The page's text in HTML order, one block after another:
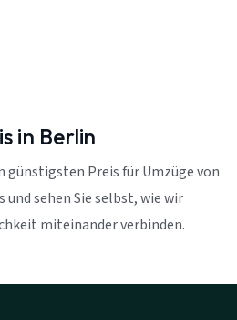
in Berlin
günstigsten Preis für Umzüge von
und sehen Sie selbst, wie wir
miteinander verbinden.